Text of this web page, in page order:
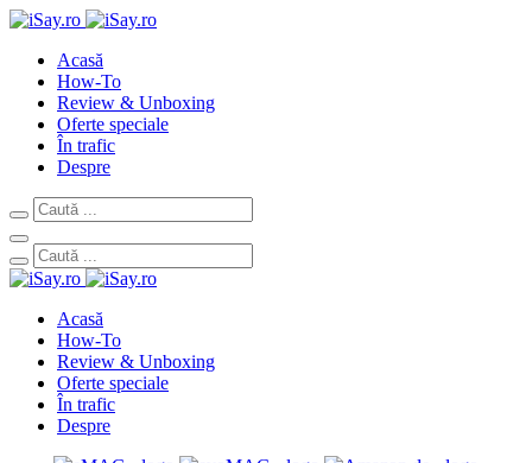
Acasă
How-To
Review & Unboxing
Oferte speciale
În trafic
Despre
Acasă
How-To
Review & Unboxing
Oferte speciale
În trafic
Despre